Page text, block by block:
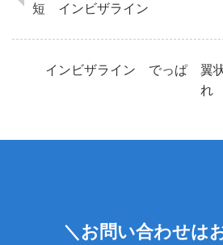
短 インビザライン
インビザライン でっぱ 翼
＼お問い合わせは